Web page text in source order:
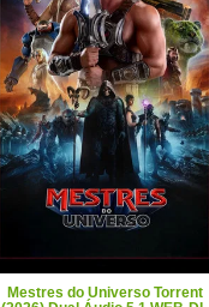
Mestres do Universo Torrent